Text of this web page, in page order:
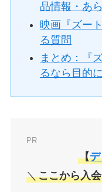
品情報・あ
映画『ズー
る質問
まとめ：『
るなら目的
PR
【
＼ここから入